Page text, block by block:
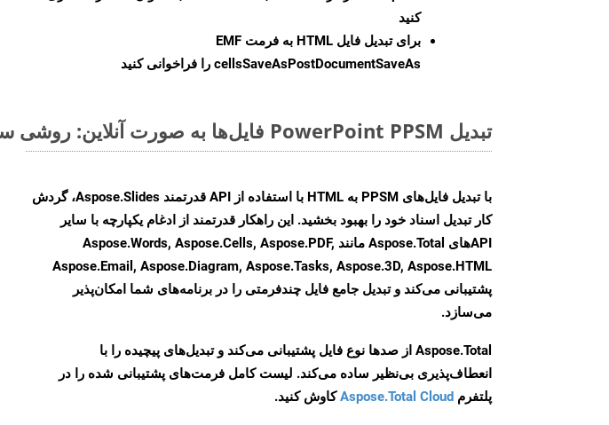
کنید
برای تبدیل فایل HTML به فرمت
EMF
cellsSaveAsPostDocumentSaveAs را فراخوانی کنید
تبدیل PowerPoint PPSM فایل‌ها به صورت آنلاین: روشی سریع و آسان
با تبدیل فایل‌های PPSM به HTML با استفاده از API قدرتمند Aspose.Slides، گردش
کار تبدیل اسناد خود را بهبود بخشید. این راهکار قدرتمند از ادغام یکپارچه با سایر
APIهای Aspose.Total مانند Aspose.Words, Aspose.Cells, Aspose.PDF,
Aspose.Email, Aspose.Diagram, Aspose.Tasks, Aspose.3D, Aspose.HTML
پشتیبانی می‌کند و تبدیل جامع فایل چندفرمتی را در برنامه‌های شما امکان‌پذیر
می‌سازد.
Aspose.Total از صدها نوع فایل پشتیبانی می‌کند و تبدیل‌های پیچیده را با
انعطاف‌پذیری بی‌نظیر ساده می‌کند. لیست کامل فرمت‌های پشتیبانی شده را در
پلتفرم Aspose.Total Cloudکاوش کنید.